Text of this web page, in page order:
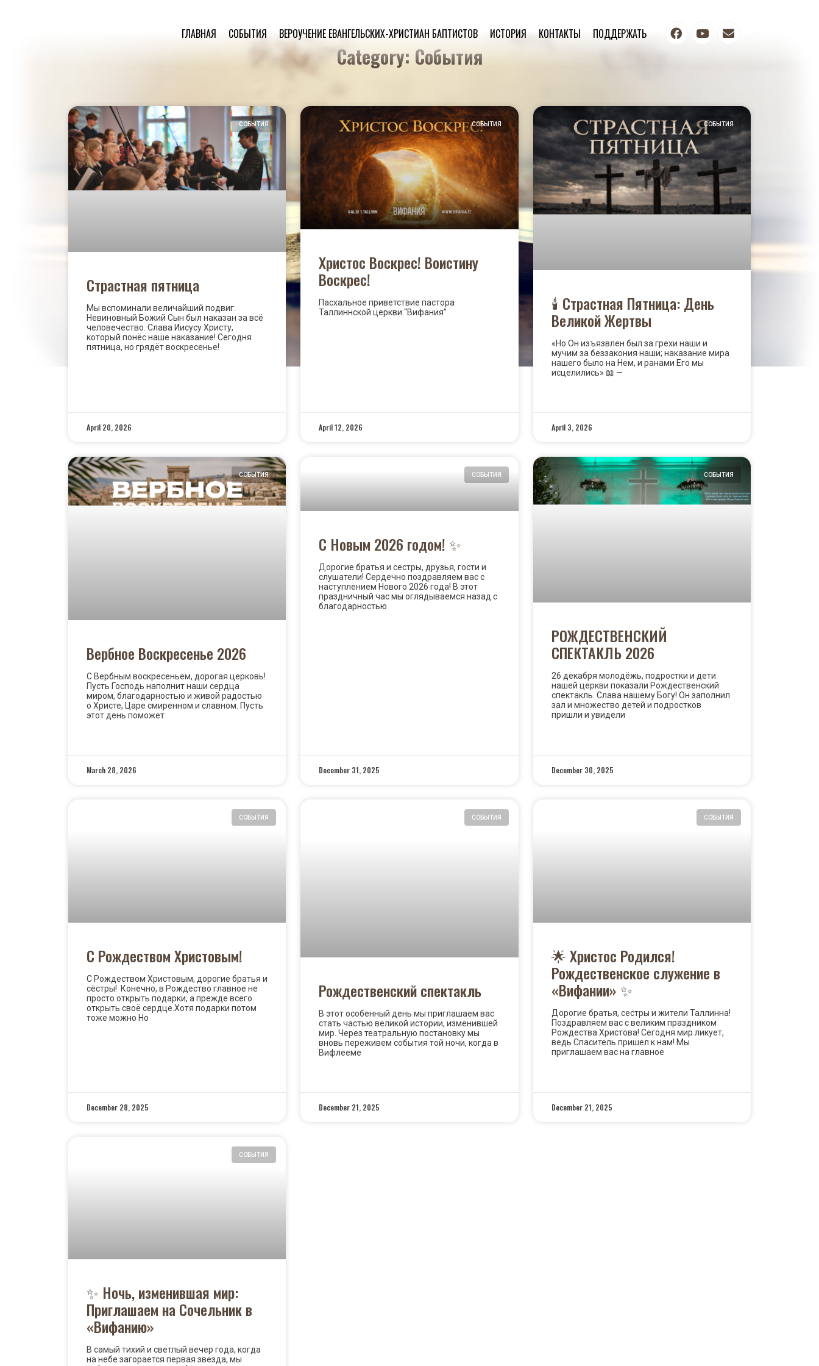
ГЛАВНАЯ СОБЫТИЯ ВЕРОУЧЕНИЕ ЕВАНГЕЛЬСКИХ-ХРИСТИАН БАПТИСТОВ ИСТОРИЯ КОНТАКТЫ ПОДДЕРЖАТЬ
Category: События
СОБЫТИЯ
Cтрастная пятница
Мы вспоминали величайший подвиг:
Невиновный Божий Сын был наказан за всё
человечество. Слава Иисусу Христу,
который понёс наше наказание! Сегодня
пятница, но грядёт воскресенье!
April 20, 2026
СОБЫТИЯ
Христос Воскрес! Воистину
Воскрес!
Пасхальное приветствие пастора
Таллиннской церкви “Вифания”
April 12, 2026
СОБЫТИЯ
🕯️ Страстная Пятница: День
Великой Жертвы
«Но Он изъязвлен был за грехи наши и
мучим за беззакония наши; наказание мира
нашего было на Нем, и ранами Его мы
исцелились» 📖 —
April 3, 2026
СОБЫТИЯ
Вербное Воскресенье 2026
С Вербным воскресеньем, дорогая церковь!
Пусть Господь наполнит наши сердца
миром, благодарностью и живой радостью
о Христе, Царе смиренном и славном. Пусть
этот день поможет
March 28, 2026
СОБЫТИЯ
С Новым 2026 годом! ✨
Дорогие братья и сестры, друзья, гости и
слушатели! Сердечно поздравляем вас с
наступлением Нового 2026 года! В этот
праздничный час мы оглядываемся назад с
благодарностью
December 31, 2025
СОБЫТИЯ
РОЖДЕСТВЕНСКИЙ
СПЕКТАКЛЬ 2026
26 декабря молодёжь, подростки и дети
нашей церкви показали Рождественский
спектакль. Слава нашему Богу! Он заполнил
зал и множество детей и подростков
пришли и увидели
December 30, 2025
СОБЫТИЯ
С Рождеством Христовым!
С Рождеством Христовым, дорогие братья и
сёстры! Конечно, в Рождество главное не
просто открыть подарки, а прежде всего
открыть своё сердце.Хотя подарки потом
тоже можно Но
December 28, 2025
СОБЫТИЯ
Рождественский спектакль
В этот особенный день мы приглашаем вас
стать частью великой истории, изменившей
мир. Через театральную постановку мы
вновь переживем события той ночи, когда в
Вифлееме
December 21, 2025
СОБЫТИЯ
🌟 Христос Родился!
Рождественское служение в
«Вифании» ✨
Дорогие братья, сестры и жители Таллинна!
Поздравляем вас с великим праздником
Рождества Христова! Сегодня мир ликует,
ведь Спаситель пришел к нам! Мы
приглашаем вас на главное
December 21, 2025
СОБЫТИЯ
✨ Ночь, изменившая мир:
Приглашаем на Сочельник в
«Вифанию»
В самый тихий и светлый вечер года, когда
на небе загорается первая звезда, мы